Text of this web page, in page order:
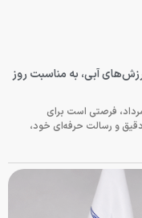
آبی، به مناسبت روز
راویان آب، روایتگران تلاش و پیشرفت ۱۷ مرداد، فرصتی است برای
دقیق و رسالت حرفه‌ای خود،